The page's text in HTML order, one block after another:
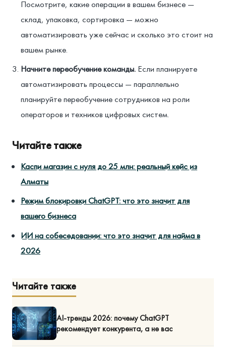
Посмотрите, какие операции в вашем бизнесе —
склад, упаковка, сортировка — можно
автоматизировать уже сейчас и сколько это стоит на
вашем рынке.
Начните переобучение команды. Если планируете
автоматизировать процессы — параллельно
планируйте переобучение сотрудников на роли
операторов и техников цифровых систем.
Читайте также
Каспи магазин с нуля до 25 млн: реальный кейс из
Алматы
Режим блокировки ChatGPT: что это значит для
вашего бизнеса
ИИ на собеседовании: что это значит для найма в
2026
Читайте также
AI-тренды 2026: почему ChatGPT
рекомендует конкурента, а не вас